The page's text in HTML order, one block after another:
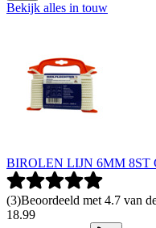
Bekijk alles in touw
BIROLEN LIJN 6MM 8ST
(3)Beoordeeld met 4.7 van
18.99